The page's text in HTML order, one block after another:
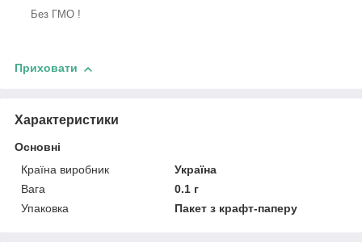
Без ГМО !
Приховати
Характеристики
Основні
Країна виробник
Україна
Вага
0.1 г
Упаковка
Пакет з крафт-паперу